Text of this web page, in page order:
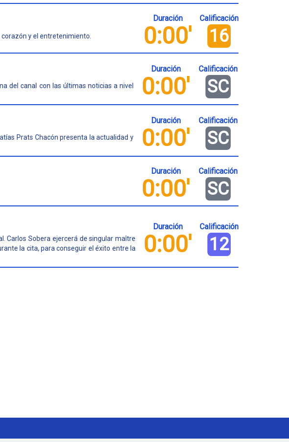
y el entretenimiento.
Duración
0:00'
Calificación
16
del canal con las últimas noticias a nivel
Duración
0:00'
Calificación
SC
Prats Chacón presenta la actualidad y
Duración
0:00'
Calificación
SC
Duración
0:00'
Calificación
SC
Carlos Sobera ejercerá de singular maître
la cita, para conseguir el éxito entre la
Duración
0:00'
Calificación
12